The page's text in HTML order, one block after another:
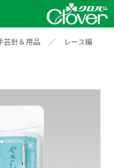
芸針＆用品 ／
レース編